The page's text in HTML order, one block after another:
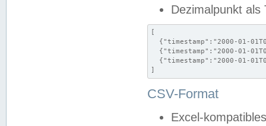
Dezimalpunkt als
[
{"timestamp":"2000-01-
{"timestamp":"2000-01-
{"timestamp":"2000-01-
]
CSV-Format
Excel-